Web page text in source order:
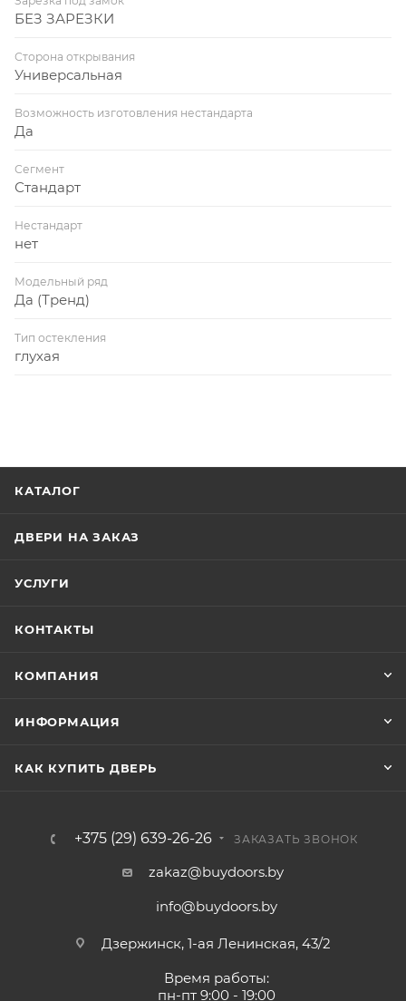
БЕЗ ЗАРЕЗКИ
Сторона открывания
Универсальная
Возможность изготовления нестандарта
Да
Сегмент
Стандарт
Нестандарт
нет
Модельный ряд
Да (Тренд)
Тип остекления
глухая
КАТАЛОГ
ДВЕРИ НА ЗАКАЗ
УСЛУГИ
КОНТАКТЫ
КОМПАНИЯ
ИНФОРМАЦИЯ
КАК КУПИТЬ ДВЕРЬ
+375 (29) 639-26-26 ЗАКАЗАТЬ ЗВОНОК
zakaz@buydoors.by
info@buydoors.by
Дзержинск, 1-ая Ленинская, 43/2
Время работы:
пн-пт 9:00 - 19:00